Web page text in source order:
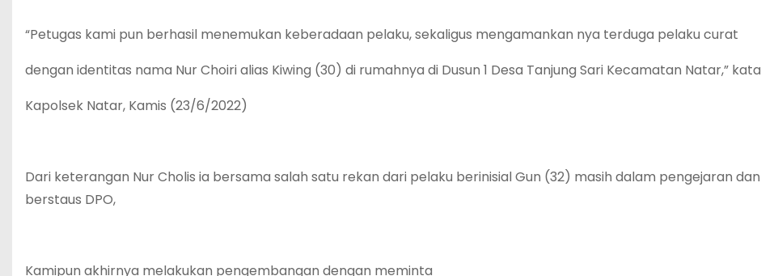
“Petugas kami pun berhasil menemukan keberadaan pelaku, sekaligus mengamankan nya terduga pelaku curat
dengan identitas nama Nur Choiri alias Kiwing (30) di rumahnya di Dusun 1 Desa Tanjung Sari Kecamatan Natar,” kata
Kapolsek Natar, Kamis (23/6/2022)
Dari keterangan Nur Cholis ia bersama salah satu rekan dari pelaku berinisial Gun (32) masih dalam pengejaran dan
berstaus DPO,
Kamipun akhirnya melakukan pengembangan dengan meminta